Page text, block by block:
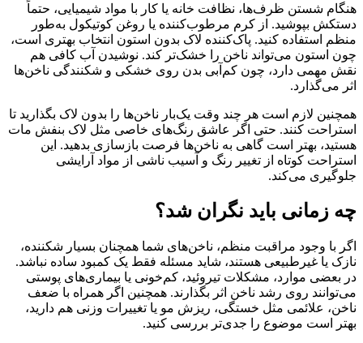
هنگام شستن ظرف‌ها، نظافت خانه یا کار با مواد شیمیایی، حتماً
دستکش بپوشید. از کرم مرطوب‌کننده یا روغن کوتیکول به‌طور
منظم استفاده کنید. پاک‌کننده لاک بدون استون انتخاب بهتری است،
چون استون می‌تواند ناخن را خشک‌تر کند. نوشیدن آب کافی هم
نقش مهمی دارد، چون کم‌آبی بدن روی خشکی و شکنندگی ناخن‌ها
اثر می‌گذارد.
همچنین لازم است هر چند وقت یک‌بار ناخن‌ها را بدون لاک بگذارید تا
استراحت کنند. حتی اگر عاشق رنگ‌های خاصی مثل لاک بنفش مات
هستید، بهتر است گاهی به ناخن‌ها فرصت بازسازی بدهید. این
استراحت کوتاه از تغییر رنگ و آسیب ناشی از مواد آرایشی
جلوگیری می‌کند.
چه زمانی باید نگران شد؟
اگر با وجود مراقبت منظم، ناخن‌های شما همچنان بسیار شکننده،
نازک یا غیرطبیعی هستند، شاید مسئله فقط یک کمبود ساده نباشد.
در بعضی موارد، مشکلات تیروئید، کم‌خونی یا بیماری‌های پوستی
می‌توانند روی رشد ناخن اثر بگذارند. همچنین اگر همراه با ضعف
ناخن، علائمی مثل خستگی، ریزش مو یا تغییرات وزنی هم دارید،
بهتر است موضوع را جدی‌تر بررسی کنید.